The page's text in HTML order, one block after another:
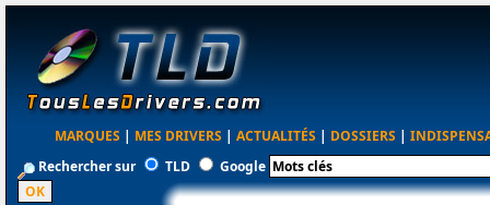
MARQUES | MES DRIVERS | ACTUALITÉS | DOSSIERS |
Rechercher sur
TLD Google